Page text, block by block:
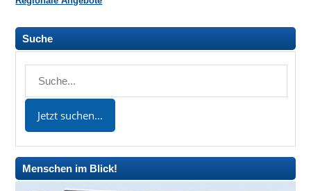
Suche
Menschen im Blick!